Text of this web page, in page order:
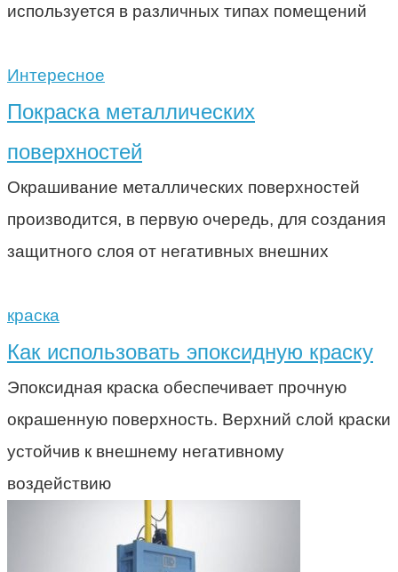
используется в различных типах помещений
Интересное
Покраска металлических
поверхностей
Окрашивание металлических поверхностей
производится, в первую очередь, для создания
защитного слоя от негативных внешних
краска
Как использовать эпоксидную краску
Эпоксидная краска обеспечивает прочную
окрашенную поверхность. Верхний слой краски
устойчив к внешнему негативному
воздействию